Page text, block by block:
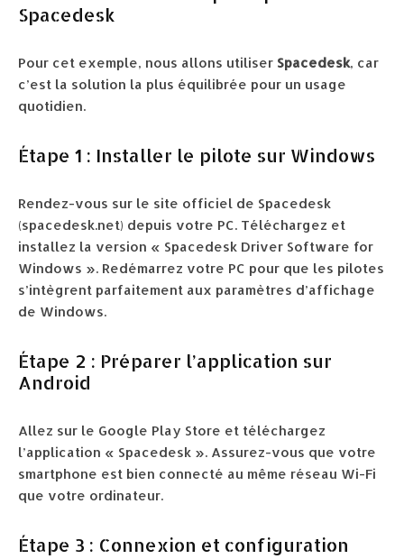
Spacedesk
Pour cet exemple, nous allons utiliser Spacedesk, car
c’est la solution la plus équilibrée pour un usage
quotidien.
Étape 1 : Installer le pilote sur Windows
Rendez-vous sur le site officiel de Spacedesk
(spacedesk.net) depuis votre PC. Téléchargez et
installez la version « Spacedesk Driver Software for
Windows ». Redémarrez votre PC pour que les pilotes
s’intègrent parfaitement aux paramètres d’affichage
de Windows.
Étape 2 : Préparer l’application sur
Android
Allez sur le Google Play Store et téléchargez
l’application « Spacedesk ». Assurez-vous que votre
smartphone est bien connecté au même réseau Wi-Fi
que votre ordinateur.
Étape 3 : Connexion et configuration